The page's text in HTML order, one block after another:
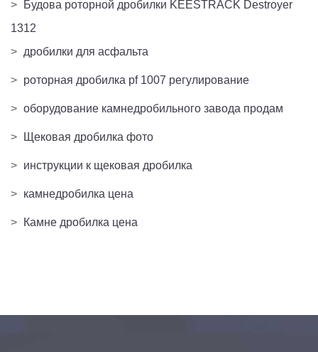
>
Будова роторной дробилки KEESTRACK Destroyer
1312
> дробилки для асфальта
> роторная дробилка pf 1007 регулирование
> оборудование камнедробильного завода продам
> Щековая дробилка фото
> инструкции к щековая дробилка
> камнедробилка цена
> Камне дробилка цена